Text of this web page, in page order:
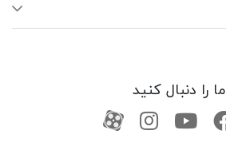
ما را دنبال کنید
یوتیوبکانال آپارات
کانال آپارات